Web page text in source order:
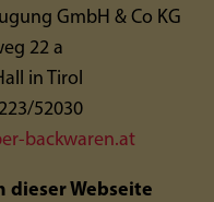
GmbH & Co KG
22 a
in Tirol
52030
backwaren.at
dieser Webseite